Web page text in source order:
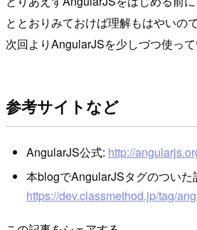
ととおりみておけば理解もはやいの
次回よりAngularJSを少しづつ使って
参考サイトなど
AngularJS公式: http://
本blogでAngularJSタグのついた
https://dev.classmethod.jp/tag/